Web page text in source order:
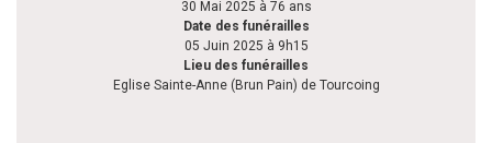
30 Mai 2025 à 76 ans
Date des funérailles
05 Juin 2025 à 9h15
Lieu des funérailles
Eglise Sainte-Anne (Brun Pain) de Tourcoing